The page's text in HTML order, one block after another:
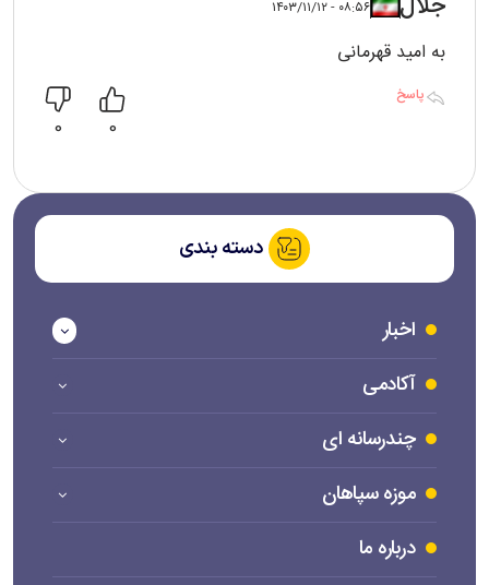
۰۸:۵۶ - ۱۴۰۳/۱۱/۱۲
به امید قهرمانی
پاسخ
0 0
دسته بندی
اخبار
آکادمی
چندرسانه ای
موزه سپاهان
درباره ما